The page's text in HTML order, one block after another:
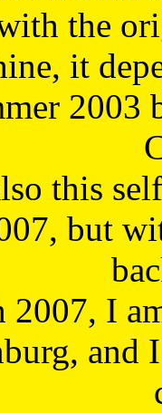
the
it
2003
this
but
2007, I
and